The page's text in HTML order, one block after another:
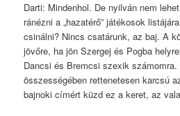
Darti: Mindenhol. De nyilván nem
ránézni a „hazatérő” játékosok
csinálni? Nincs csatárunk, az baj. A
jövőre, ha jön Szergej és Pogba
Dancsi és Bremcsi szexik
összességében rettenetesen karcsú
bajnoki címért küzd ez a keret, az